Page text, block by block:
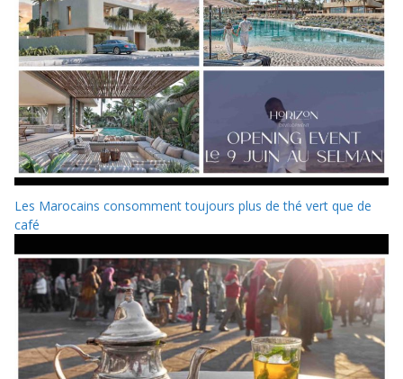
Les Marocains consomment toujours plus de thé vert que de
café